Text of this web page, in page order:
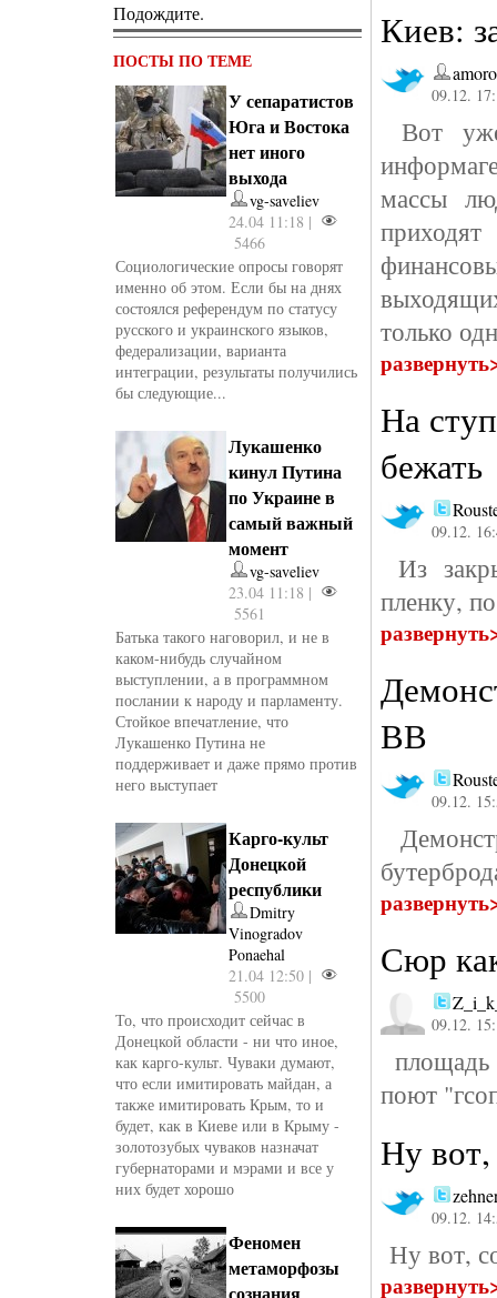
Подождите.
ПОСТЫ ПО ТЕМЕ
У сепаратистов
Юга и Востока
нет иного
выхода
vg-saveliev
24.04 11:18 |
5466
Социологические опросы говорят
именно об этом. Если бы на днях
состоялся референдум по статусу
русского и украинского языков,
федерализации, варианта
интеграции, результаты получились
бы следующие...
Лукашенко
кинул Путина
по Украине в
самый важный
момент
vg-saveliev
23.04 11:18 |
5561
Батька такого наговорил, и не в
каком-нибудь случайном
выступлении, а в программном
послании к народу и парламенту.
Стойкое впечатление, что
Лукашенко Путина не
поддерживает и даже прямо против
него выступает
Карго-культ
Донецкой
республики
Dmitry
Vinogradov
Ponaehal
21.04 12:50 |
5500
То, что происходит сейчас в
Донецкой области - ни что иное,
как карго-культ. Чуваки думают,
что если имитировать майдан, а
также имитировать Крым, то и
будет, как в Киеве или в Крыму -
золотозубых чуваков назначат
губернаторами и мэрами и все у
них будет хорошо
Феномен
метаморфозы
Киев:
09.12.
Вот
массы
только
На
бежать
09.12.
Из
пленку,
ВВ
09.12.
Сюр
09.12.
поют
Ну вот,
09.12.
Ну вот,